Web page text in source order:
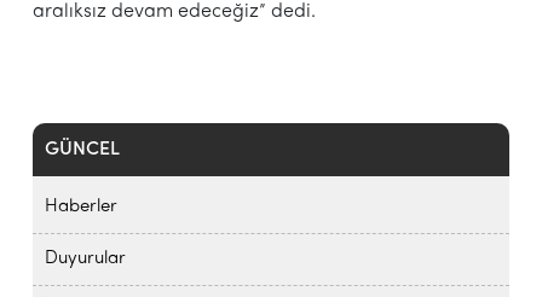
GÜNCEL
Haberler
Duyurular
aralıksız devam edeceğiz” dedi.